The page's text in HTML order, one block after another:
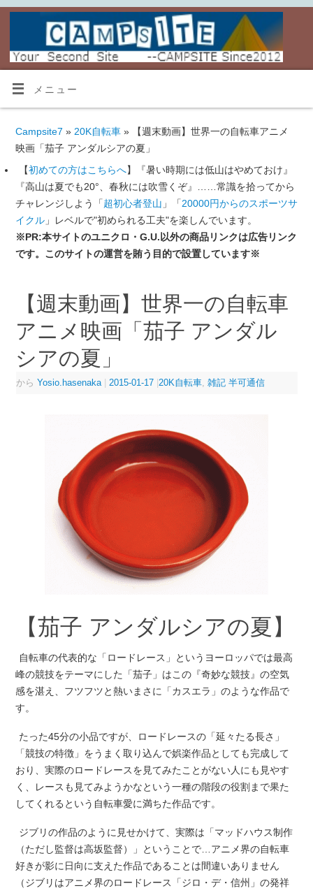
メニュー
Campsite7 » 20K自転車» 【週末動画】世界一の自転車アニメ
映画「茄子 アンダルシアの夏」
【初めての方はこちらへ】『暑い時期には低山はやめておけ』
『高山は夏でも20°、春秋には吹雪くぞ』……常識を拾ってから
チャレンジしよう「超初心者登山 」「20000円からのスポーツサ
イクル」レベルで"初められる工夫"を楽しんでいます。
※PR:本サイトのユニクロ・G.U.以外の商品リンクは広告リンク
です。このサイトの運営を賄う目的で設置しています※
【週末動画】世界一の自転車
アニメ映画「茄子 アンダル
シアの夏」
から Yosio.hasenaka 2015-01-17 20K自転車, 雑記 半可通信
【茄子 アンダルシアの夏】
自転車の代表的な「ロードレース」というヨーロッパでは最高
峰の競技をテーマにした「茄子」はこの『奇妙な競技』の空気
感を湛え、フツフツと熱いまさに「カスエラ」のような作品で
す。
たった45分の小品ですが、ロードレースの「延々たる長さ」
「競技の特徴」をうまく取り込んで娯楽作品としても完成して
おり、実際のロードレースを見てみたことがない人にも見やす
く、レースも見てみようかなという一種の階段の役割まで果た
してくれるという自転車愛に満ちた作品です。
ジブリの作品のように見せかけて、実際は「マッドハウス制作
（ただし監督は高坂監督）」ということで…アニメ界の自転車
好きが影に日向に支えた作品であることは間違いありません
（ジブリはアニメ界のロードレース「ジロ・デ・信州」の発祥